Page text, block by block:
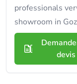
professionals
showroom in
devis